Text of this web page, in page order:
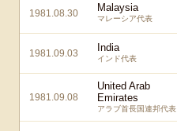
1981.08.30 Malaysia
マレーシア代表
1981.09.03 India
インド代表
1981.09.08
United Arab
Emirates
アラブ首長国連邦代表